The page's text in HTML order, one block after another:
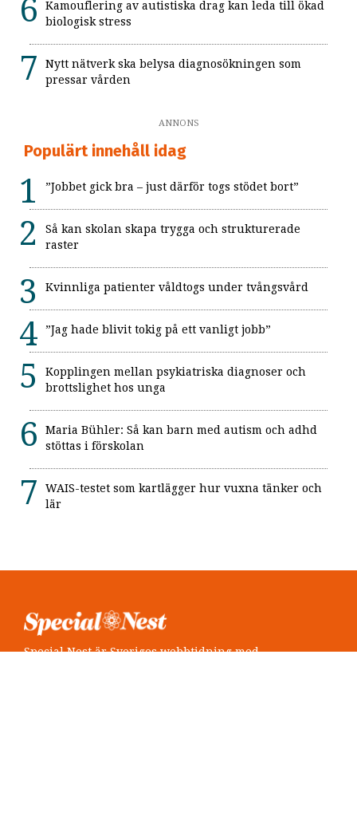
Kamouflering av autistiska drag kan leda till ökad
biologisk stress
Nytt nätverk ska belysa diagnosökningen som
pressar vården
ANNONS
Populärt innehåll idag
”Jobbet gick bra – just därför togs stödet bort”
Så kan skolan skapa trygga och strukturerade
raster
Kvinnliga patienter våldtogs under tvångsvård
”Jag hade blivit tokig på ett vanligt jobb”
Kopplingen mellan psykiatriska diagnoser och
brottslighet hos unga
Maria Bühler: Så kan barn med autism och adhd
stöttas i förskolan
WAIS-testet som kartlägger hur vuxna tänker och
lär
Special Nest är Sveriges webbtidning med